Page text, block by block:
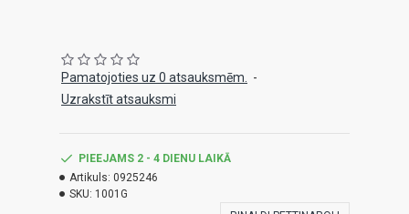
Pamatojoties uz 0 atsauksmēm.
-
Uzrakstīt atsauksmi
PIEEJAMS 2 - 4 DIENU LAIKĀ
Artikuls: 0925246
SKU: 1001G